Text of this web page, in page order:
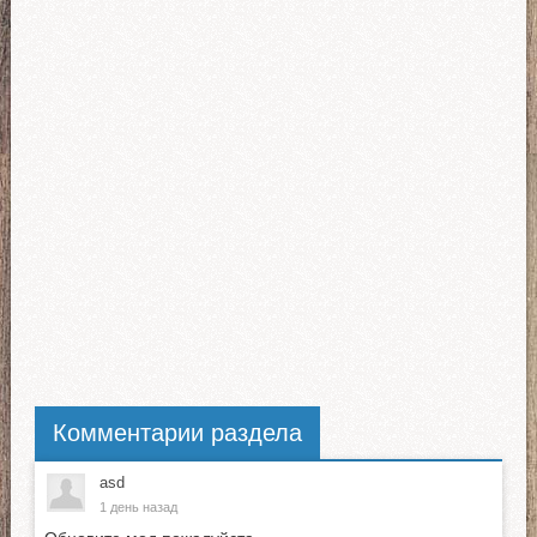
Комментарии раздела
asd
1 день назад